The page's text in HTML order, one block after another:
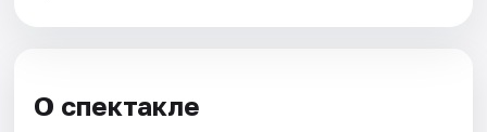
О спектакле